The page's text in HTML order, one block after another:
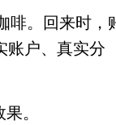
啡。回来时，
账户、真实分
。